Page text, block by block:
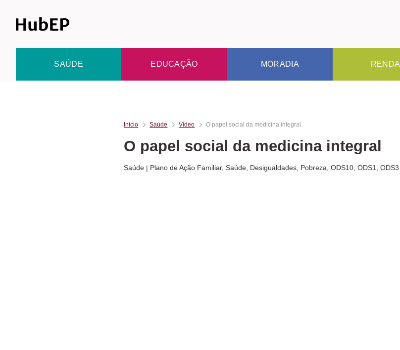
content
SAÚDE EDUCAÇÃO MORADIA RENDA
Início Saúde Vídeo O papel social da medicina integral
O papel social da medicina integral
Saúde Plano de Ação Familiar,Saúde Desigualdades Pobreza ,ODS10 ,ODS1 ,ODS3